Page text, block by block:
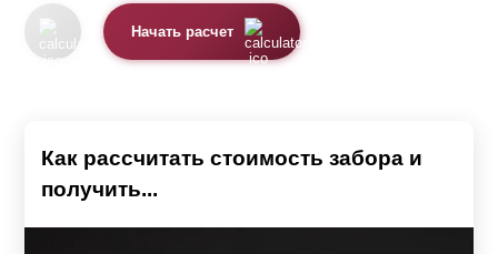
Начать расчет
Как рассчитать стоимость забора и
получить...